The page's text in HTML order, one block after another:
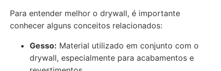
Para entender melhor o drywall, é importante
conhecer alguns conceitos relacionados:
Gesso: Material utilizado em conjunto com o
drywall, especialmente para acabamentos e